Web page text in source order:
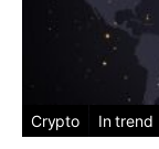
Crypto In trend